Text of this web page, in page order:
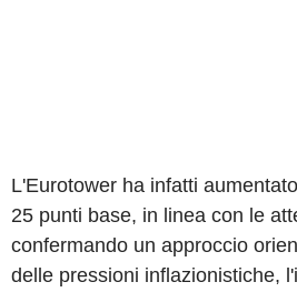
L'Eurotower ha infatti
25 punti base, in linea con le
confermando un approccio
delle pressioni inflazionistiche,